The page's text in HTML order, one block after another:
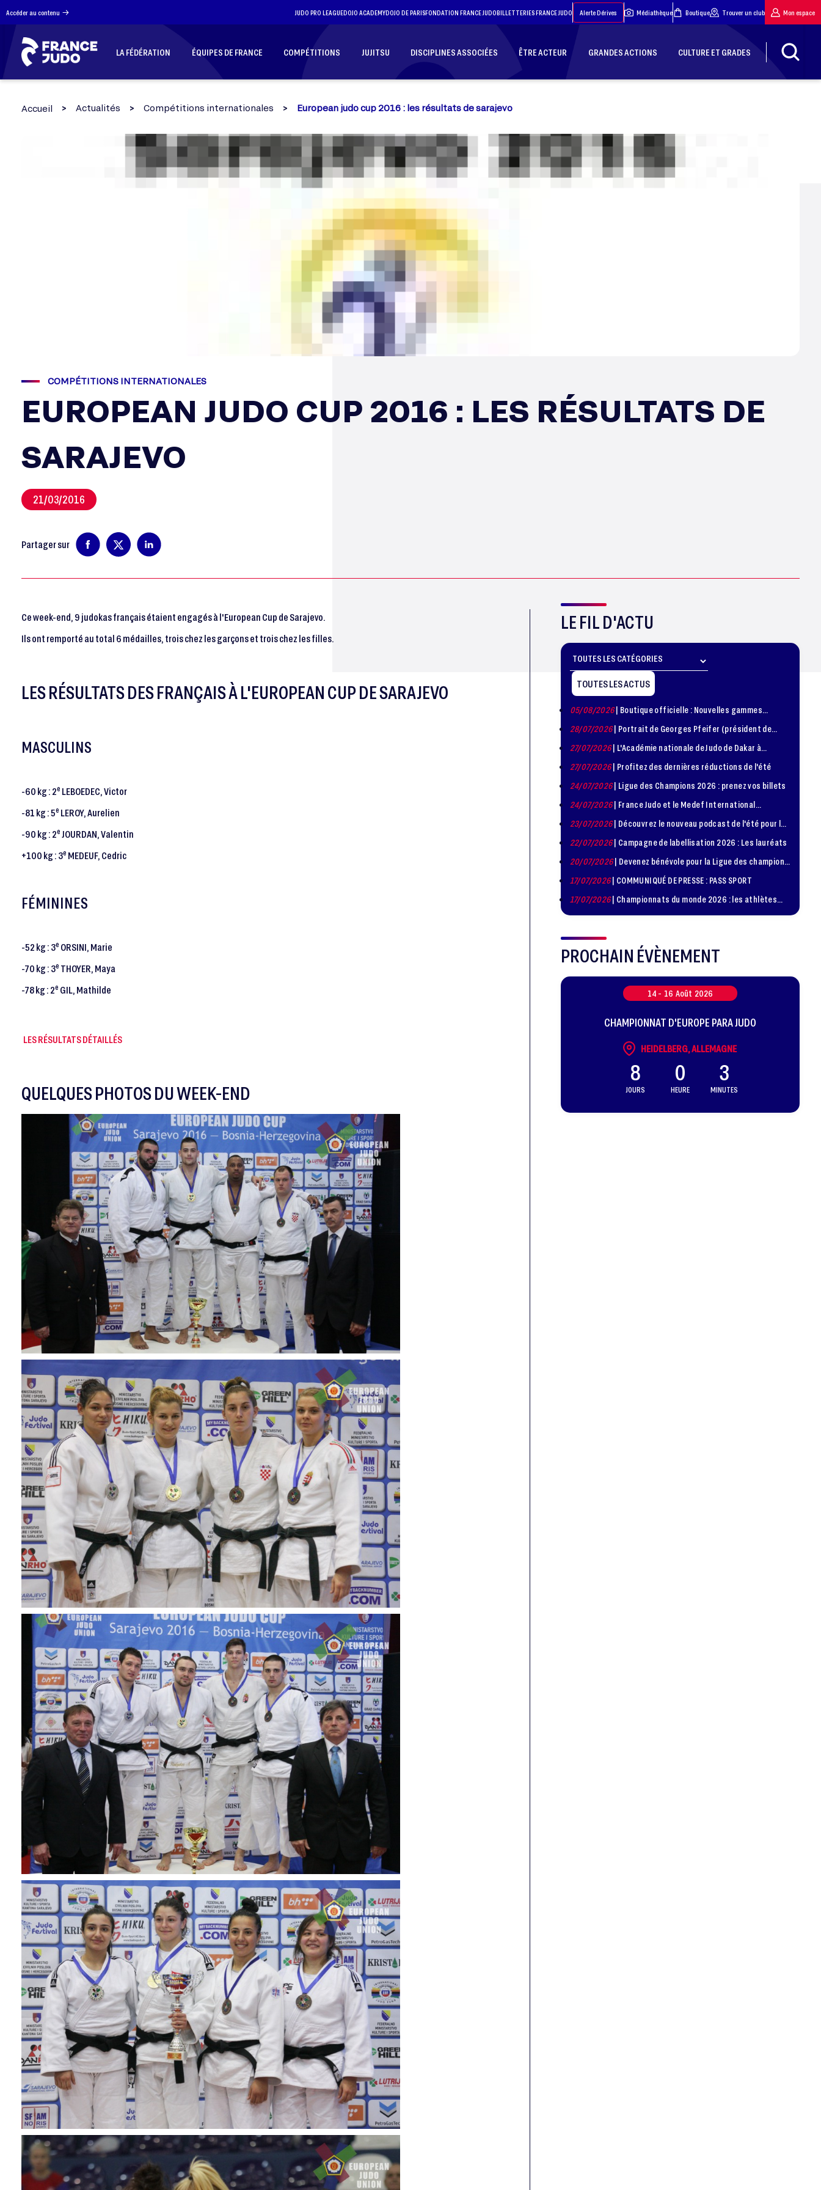
Accéder au contenu JUDO PRO LEAGUEDOJO ACADEMYDOJO DE PARISFONDATION FRANCE JUDOBILLETTERIES FRANCE JUDO Alerte Dérives Médiathèque Boutique Trouver un club Mon espace
LA FÉDÉRATION ÉQUIPES DE FRANCE COMPÉTITIONS JUJITSU DISCIPLINES ASSOCIÉES ÊTRE ACTEUR GRANDES ACTIONS CULTURE ET GRADES
Accueil Actualités Compétitions internationales European judo cup 2016 : les résultats de sarajevo
COMPÉTITIONS INTERNATIONALES
EUROPEAN JUDO CUP 2016 : LES RÉSULTATS DE
SARAJEVO
21/03/2016
Partager sur
Ce week-end, 9 judokas français étaient engagés à l'European Cup de Sarajevo.
Ils ont remporté au total 6 médailles, trois chez les garçons et trois chez les filles.
LES RÉSULTATS DES FRANÇAIS À L'EUROPEAN CUP DE SARAJEVO
MASCULINS
-60 kg : 2e LEBOEDEC, Victor
-81 kg : 5e LEROY, Aurelien
-90 kg : 2e JOURDAN, Valentin
+100 kg : 3e MEDEUF, Cedric
FÉMININES
-52 kg : 3e ORSINI, Marie
-70 kg : 3e THOYER, Maya
-78 kg : 2e GIL, Mathilde
LES RÉSULTATS DÉTAILLÉS
QUELQUES PHOTOS DU WEEK-END
LE FIL D'ACTU
TOUTES LES ACTUS
05/08/2026| Boutique officielle : Nouvelles gammes
disponible !
28/07/2026| Portrait de Georges Pfeifer (président de
1981 – 1986)
27/07/2026| L'Académie nationale de Judo de Dakar à
l'honneur
27/07/2026| Profitez des dernières réductions de l'été
24/07/2026| Ligue des Champions 2026 : prenez vos billets
24/07/2026| France Judo et le Medef International
organisent la troisième édition de la Journée de la
23/07/2026| Découvrez le nouveau podcast de l'été pour les
jeunes judokas
22/07/2026| Campagne de labellisation 2026 : Les lauréats
20/07/2026| Devenez bénévole pour la Ligue des champions
de judo à Paris le 24 octobre !
17/07/2026| COMMUNIQUÉ DE PRESSE : PASS SPORT
17/07/2026| Championnats du monde 2026 : les athlètes
sélectionnés
PROCHAIN ÉVÈNEMENT
14 - 16 Août 2026
CHAMPIONNAT D'EUROPE PARA JUDO
HEIDELBERG, ALLEMAGNE
8
JOURS
0
HEURE
3
MINUTES
Panneau de gestion des cookies